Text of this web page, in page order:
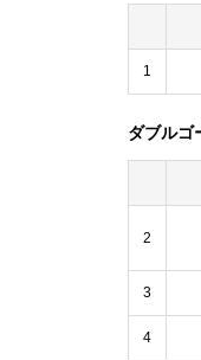
1
ダブルゴ
2
3
4